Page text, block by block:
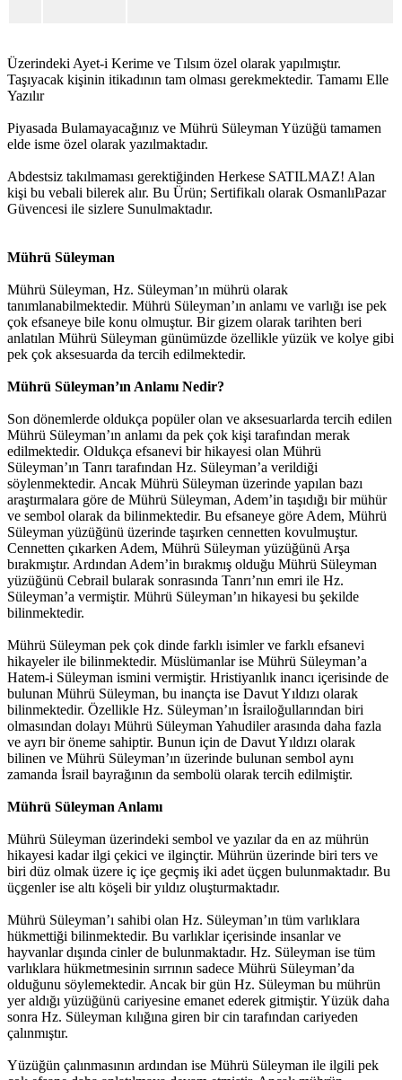
Üzerindeki Ayet-i Kerime ve Tılsım özel olarak yapılmıştır.
Taşıyacak kişinin itikadının tam olması gerekmektedir. Tamamı Elle
Yazılır
Piyasada Bulamayacağınız ve Mührü Süleyman Yüzüğü tamamen
elde isme özel olarak yazılmaktadır.
Abdestsiz takılmaması gerektiğinden Herkese SATILMAZ! Alan
kişi bu vebali bilerek alır. Bu Ürün; Sertifikalı olarak OsmanlıPazar
Güvencesi ile sizlere Sunulmaktadır.
Mührü Süleyman
Mührü Süleyman, Hz. Süleyman’ın mührü olarak
tanımlanabilmektedir. Mührü Süleyman’ın anlamı ve varlığı ise pek
çok efsaneye bile konu olmuştur. Bir gizem olarak tarihten beri
anlatılan Mührü Süleyman günümüzde özellikle yüzük ve kolye gibi
pek çok aksesuarda da tercih edilmektedir.
Mührü Süleyman’ın Anlamı Nedir?
Son dönemlerde oldukça popüler olan ve aksesuarlarda tercih edilen
Mührü Süleyman’ın anlamı da pek çok kişi tarafından merak
edilmektedir. Oldukça efsanevi bir hikayesi olan Mührü
Süleyman’ın Tanrı tarafından Hz. Süleyman’a verildiği
söylenmektedir. Ancak Mührü Süleyman üzerinde yapılan bazı
araştırmalara göre de Mührü Süleyman, Adem’in taşıdığı bir mühür
ve sembol olarak da bilinmektedir. Bu efsaneye göre Adem, Mührü
Süleyman yüzüğünü üzerinde taşırken cennetten kovulmuştur.
Cennetten çıkarken Adem, Mührü Süleyman yüzüğünü Arşa
bırakmıştır. Ardından Adem’in bırakmış olduğu Mührü Süleyman
yüzüğünü Cebrail bularak sonrasında Tanrı’nın emri ile Hz.
Süleyman’a vermiştir. Mührü Süleyman’ın hikayesi bu şekilde
bilinmektedir.
Mührü Süleyman pek çok dinde farklı isimler ve farklı efsanevi
hikayeler ile bilinmektedir. Müslümanlar ise Mührü Süleyman’a
Hatem-i Süleyman ismini vermiştir. Hristiyanlık inancı içerisinde de
bulunan Mührü Süleyman, bu inançta ise Davut Yıldızı olarak
bilinmektedir. Özellikle Hz. Süleyman’ın İsrailoğullarından biri
olmasından dolayı Mührü Süleyman Yahudiler arasında daha fazla
ve ayrı bir öneme sahiptir. Bunun için de Davut Yıldızı olarak
bilinen ve Mührü Süleyman’ın üzerinde bulunan sembol aynı
zamanda İsrail bayrağının da sembolü olarak tercih edilmiştir.
Mührü Süleyman Anlamı
Mührü Süleyman üzerindeki sembol ve yazılar da en az mührün
hikayesi kadar ilgi çekici ve ilginçtir. Mührün üzerinde biri ters ve
biri düz olmak üzere iç içe geçmiş iki adet üçgen bulunmaktadır. Bu
üçgenler ise altı köşeli bir yıldız oluşturmaktadır.
Mührü Süleyman’ı sahibi olan Hz. Süleyman’ın tüm varlıklara
hükmettiği bilinmektedir. Bu varlıklar içerisinde insanlar ve
hayvanlar dışında cinler de bulunmaktadır. Hz. Süleyman ise tüm
varlıklara hükmetmesinin sırrının sadece Mührü Süleyman’da
olduğunu söylemektedir. Ancak bir gün Hz. Süleyman bu mührün
yer aldığı yüzüğünü cariyesine emanet ederek gitmiştir. Yüzük daha
sonra Hz. Süleyman kılığına giren bir cin tarafından cariyeden
çalınmıştır.
Yüzüğün çalınmasının ardından ise Mührü Süleyman ile ilgili pek